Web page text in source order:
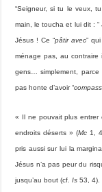
“Seigneur, si tu le veux,
main, le toucha et lui dit :
Jésus ! Ce “pâtir avec”
ménage pas, au contraire
gens… simplement, parce
pas honte d’avoir “
« Il ne pouvait plus entrer
endroits déserts » (Mc 1,
pris aussi sur lui la
Jésus n’a pas peur du
jusqu’au bout (cf.Is 53, 4).